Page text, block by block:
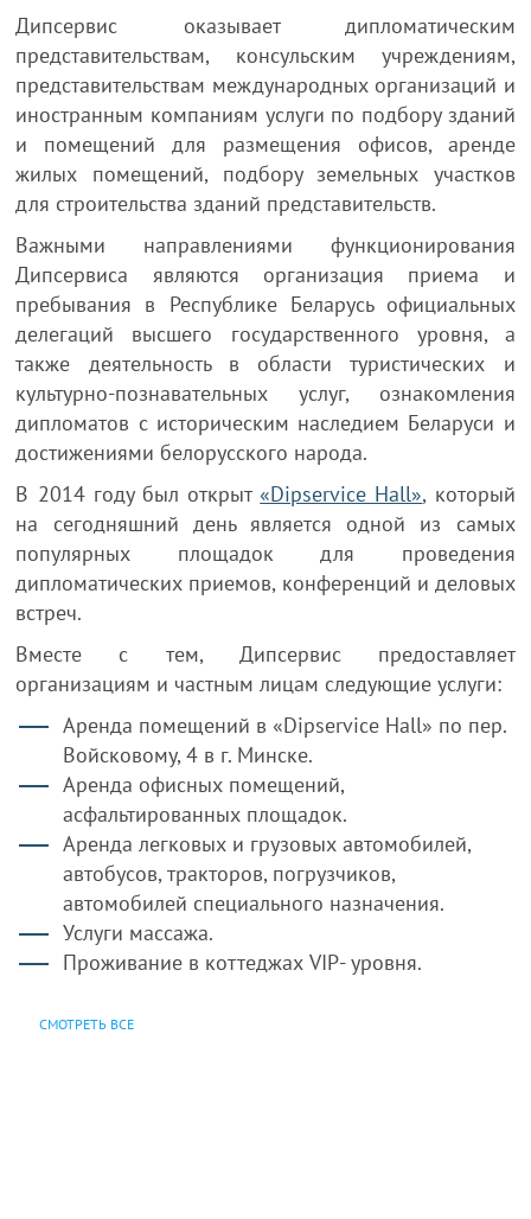
Дипсервис оказывает дипломатическим
представительствам, консульским учреждениям,
представительствам международных организаций и
иностранным компаниям услуги по подбору зданий
и помещений для размещения офисов, аренде
жилых помещений, подбору земельных участков
для строительства зданий представительств.
Важными направлениями функционирования
Дипсервиса являются организация приема и
пребывания в Республике Беларусь официальных
делегаций высшего государственного уровня, а
также деятельность в области туристических и
культурно-познавательных услуг, ознакомления
дипломатов с историческим наследием Беларуси и
достижениями белорусского народа.
В 2014 году был открыт «Dipservice Hall», который
на сегодняшний день является одной из самых
популярных площадок для проведения
дипломатических приемов, конференций и деловых
встреч.
Вместе с тем, Дипсервис предоставляет
организациям и частным лицам следующие услуги:
Аренда помещений в «Dipservice Hall» по пер.
Войсковому, 4 в г. Минске.
Аренда офисных помещений,
асфальтированных площадок.
Аренда легковых и грузовых автомобилей,
автобусов, тракторов, погрузчиков,
автомобилей специального назначения.
Услуги массажа.
Проживание в коттеджах VIP- уровня.
СМОТРЕТЬ ВСЕ